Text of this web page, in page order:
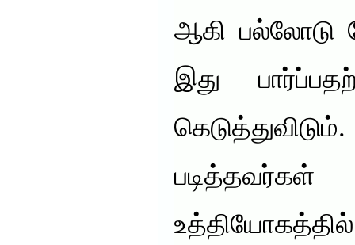
ஆகி பல்லோடு
இது